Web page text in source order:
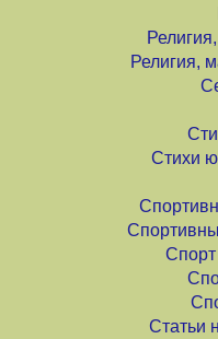
Религия,
Стихи
Статьи